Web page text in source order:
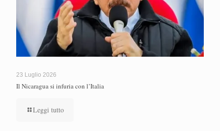
23 Luglio 2026
Il Nicaragua si infuria con l’Italia
Leggi tutto